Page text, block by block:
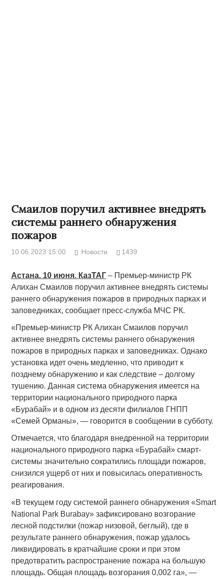
Смаилов поручил активнее внедрять
системы раннего обнаружения
пожаров
10.06.2023 15:00 Новости 1439
Астана. 10 июня. КазТАГ– Премьер-министр РК
Алихан Смаилов поручил активнее внедрять системы
раннего обнаружения пожаров в природных парках и
заповедниках, сообщает пресс-служба МЧС РК.
«Премьер-министр РК Алихан Смаилов поручил
активнее внедрять системы раннего обнаружения
пожаров в природных парках и заповедниках. Однако
установка идет очень медленно, что приводит к
позднему обнаружению и как следствие – долгому
тушению. Данная система обнаружения имеется на
территории национального природного парка
«Бурабай» и в одном из десяти филиалов ГНПП
«Семей Орманы», — говорится в сообщении в субботу.
Отмечается, что благодаря внедренной на территории
национального природного парка «Бурабай» смарт-
системы значительно сократились площади пожаров,
снизился ущерб от них и повысилась оперативность
реагирования.
«В текущем году системой раннего обнаружения «Smart
National Park Burabay» зафиксировано возгорание
лесной подстилки (пожар низовой, беглый), где в
результате раннего обнаружения, пожар удалось
ликвидировать в кратчайшие сроки и при этом
предотвратить распространение пожара на большую
площадь. Общая площадь возгорания 0,002 га», —